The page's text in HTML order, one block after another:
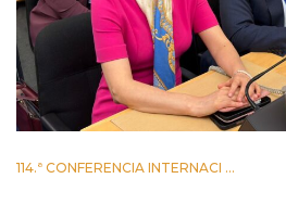
114.ª CONFERENCIA INTERNACI ...